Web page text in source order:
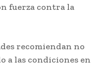
fuerza contra la
recomiendan no
a las condiciones en